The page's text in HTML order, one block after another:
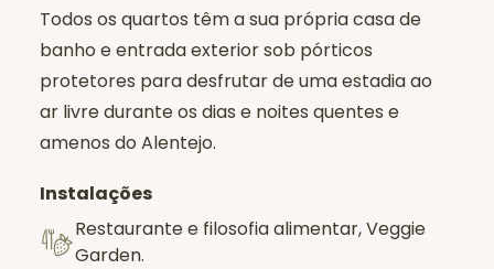
Todos os quartos têm a sua própria casa de
banho e entrada exterior sob pórticos
protetores para desfrutar de uma estadia ao
ar livre durante os dias e noites quentes e
amenos do Alentejo.
Instalações
Restaurante e filosofia alimentar, Veggie
Garden.